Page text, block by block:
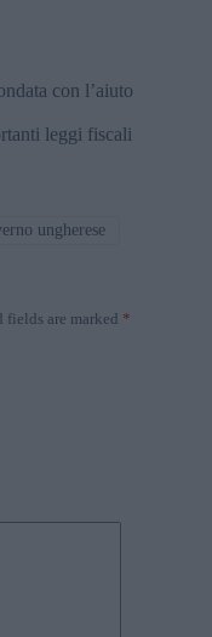
con l’aiuto
leggi fiscali
ungherese
fields are marked *